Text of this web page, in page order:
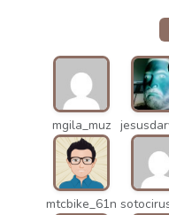
mgila_muz
mtcbike_61n